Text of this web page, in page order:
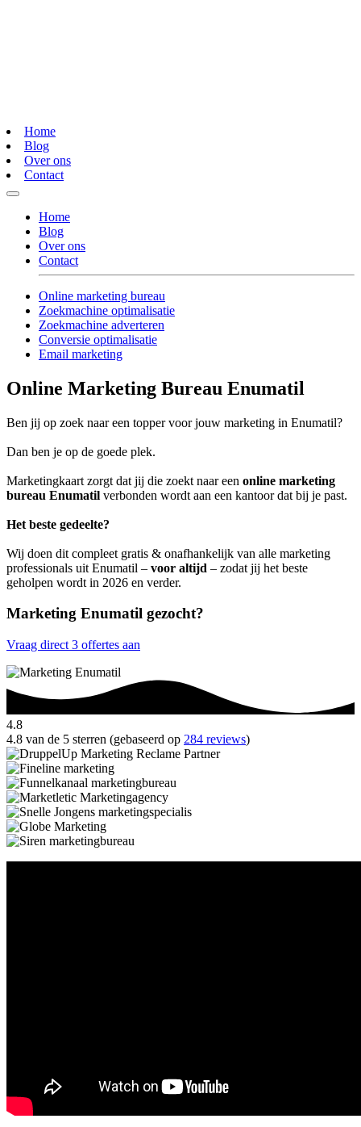
Home
Blog
Over ons
Contact
Home
Blog
Over ons
Contact
Online marketing bureau
Zoekmachine optimalisatie
Zoekmachine adverteren
Conversie optimalisatie
Email marketing
Online Marketing Bureau Enumatil
Ben jij op zoek naar een topper voor jouw marketing in Enumatil?
Dan ben je op de goede plek.
Marketingkaart zorgt dat jij die zoekt naar een online marketing
bureau Enumatil verbonden wordt aan een kantoor dat bij je past.
Het beste gedeelte?
Wij doen dit compleet gratis & onafhankelijk van alle marketing
professionals uit Enumatil – voor altijd – zodat jij het beste
geholpen wordt in 2026 en verder.
Marketing Enumatil gezocht?
Vraag direct 3 offertes aan
4.8
4.8 van de 5 sterren (gebaseerd op 284 reviews)